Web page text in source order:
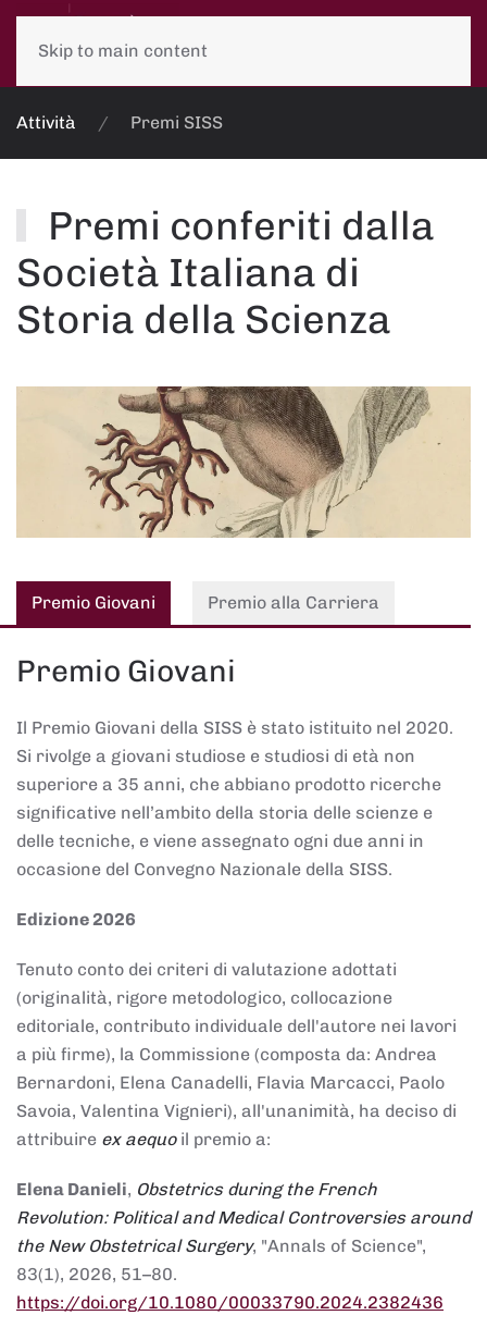
Skip to main content
Attività Premi SISS
Premi conferiti dalla
Società Italiana di
Storia della Scienza
Premio Giovani Premio alla Carriera
Premio Giovani
Il Premio Giovani della SISS è stato istituito nel 2020.
Si rivolge a giovani studiose e studiosi di età non
superiore a 35 anni, che abbiano prodotto ricerche
significative nell’ambito della storia delle scienze e
delle tecniche, e viene assegnato ogni due anni in
occasione del Convegno Nazionale della SISS.
Edizione 2026
Tenuto conto dei criteri di valutazione adottati
(originalità, rigore metodologico, collocazione
editoriale, contributo individuale dell'autore nei lavori
a più firme), la Commissione (composta da: Andrea
Bernardoni, Elena Canadelli, Flavia Marcacci, Paolo
Savoia, Valentina Vignieri), all'unanimità, ha deciso di
attribuire ex aequoil premio a:
Elena Danieli, Obstetrics during the French
Revolution: Political and Medical Controversies around
the New Obstetrical Surgery, "Annals of Science",
83(1), 2026, 51–80.
https://doi.org/10.1080/00033790.2024.2382436